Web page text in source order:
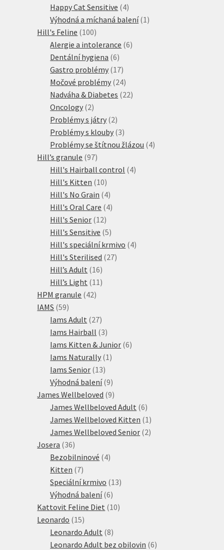
produkt
Happy Cat Sensitive 44
produkty
Výhodná a míchaná balení 1 1
Hill's Feline 100100
produktů
Alergie a intolerance 66
Dentální hygiena 66
produktů
Gastro problémy 1717
produktů
Močové problémy 2424
produktů
Nadváha & Diabetes 2222
Oncology 22
produkty
Problémy s játry 22
produkty
Problémy s klouby 33
produkty
Problémy se štítnou žlázou 44
Hill’s granule 9797
produktů
Hill's Hairball control 44
Hill's Kitten 1010
produktů
Hill's No Grain 44
produkty
Hill's Oral Care 44
Hill's Senior 1212
produktů
Hill's Sensitive 55
produktů
Hill's speciální krmivo 44
Hill's Sterilised 2727
Hill’s Adult 1616
produktů
Hill’s Light 11 11
HPM granule 4242
IAMS 5959
produktů
Iams Adult 2727
produktů
Iams Hairball 33
produkty
Iams Kitten & Junior 66
Iams Naturally 1 1
Iams Senior 1313
produktů
Výhodná balení 99
produktů
James Wellbeloved 99
produktů
James Wellbeloved Adult 66
produktů
James Wellbeloved Kitten 1 1
produkt
James Wellbeloved Senior 22
Josera 3636
produktů
Bezobilninové 44
Kitten 77
produktů
Speciální krmivo 1313
Výhodná balení 66
produktů
Kattovit Feline Diet 1010
Leonardo 1515
produktů
Leonardo Adult 88
produktů
Leonardo Adult bez obilovin 66